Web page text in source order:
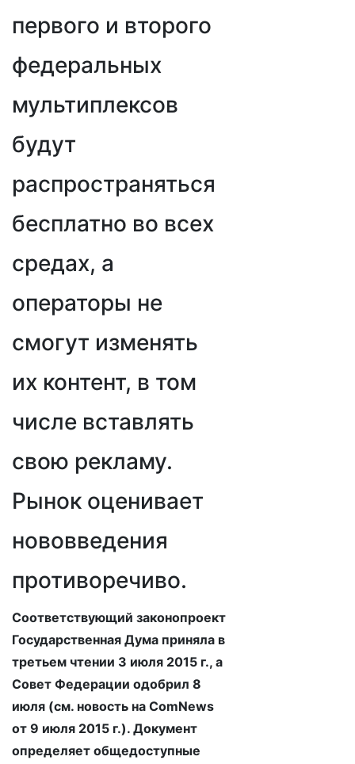
первого и второго
федеральных
мультиплексов
будут
распространяться
бесплатно во всех
средах, а
операторы не
смогут изменять
их контент, в том
числе вставлять
свою рекламу.
Рынок оценивает
нововведения
противоречиво.
Соответствующий законопроект
Государственная Дума приняла в
третьем чтении 3 июля 2015 г., а
Совет Федерации одобрил 8
июля (см. новость на ComNews
от 9 июля 2015 г.). Документ
определяет общедоступные